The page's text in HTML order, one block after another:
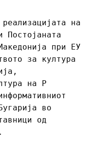
на
Постојаната
при ЕУ
за култура
на Р
во
од